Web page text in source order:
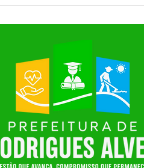
Prefeitura de Rodrigues Alves
realiza grande festa em
homenagem ao Dia das Mães